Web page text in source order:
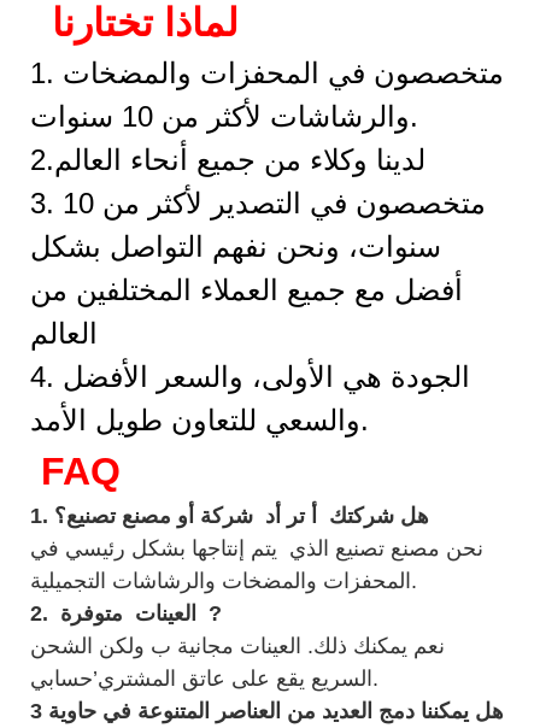
لماذا تختارنا
1. متخصصون في المحفزات والمضخات
والرشاشات لأكثر من 10 سنوات.
2.لدينا وكلاء من جميع أنحاء العالم
3. متخصصون في التصدير لأكثر من 10
سنوات، ونحن نفهم التواصل بشكل
أفضل مع جميع العملاء المختلفين من
العالم
4. الجودة هي الأولى، والسعر الأفضل
والسعي للتعاون طويل الأمد.
FAQ
1. هل شركتك أ تر أد شركة أو مصنع تصنيع؟
نحن مصنع تصنيع الذي يتم إنتاجها بشكل رئيسي في
المحفزات والمضخات والرشاشات التجميلية.
2.
العينات
?
نعم يمكنك ذلك. العينات مجانية ب ولكن الشحن
السريع يقع على عاتق المشتري’حسابي.
3